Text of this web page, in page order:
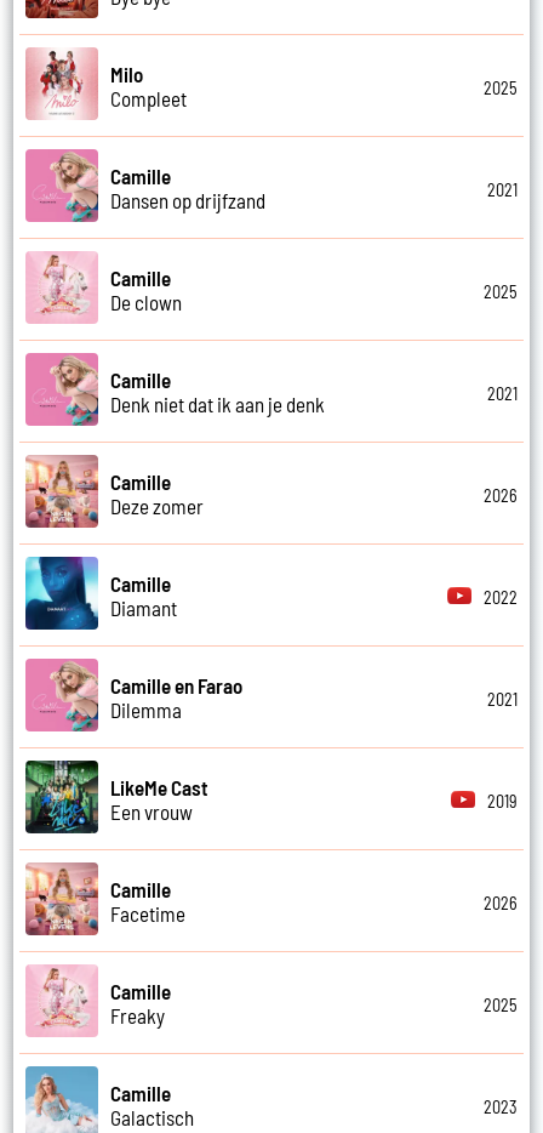
Milo
Compleet
2025
Camille
Dansen op drijfzand
2021
Camille
De clown
2025
Camille
Denk niet dat ik aan je denk
2021
Camille
Deze zomer
2026
Camille
Diamant
2022
Camille en Farao
Dilemma
2021
LikeMe Cast
Een vrouw
2019
Camille
Facetime
2026
Camille
Freaky
2025
Camille
Galactisch
2023